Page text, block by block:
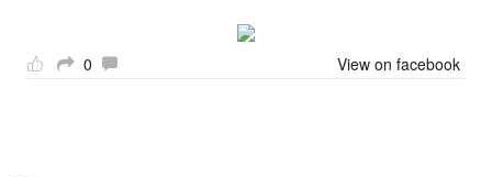
0 View on facebook